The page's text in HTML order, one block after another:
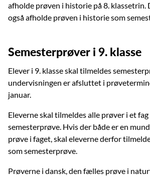
afholde prøven i historie på 8. klassetrin.
også afholde prøven i historie som
Semesterprøver i 9. klasse
Elever i 9. klasse skal tilmeldes
undervisningen er afsluttet i
januar.
Eleverne skal tilmeldes alle prøver i et fag
semesterprøve. Hvis der både er en
prøve i faget, skal eleverne derfor
som semesterprøve.
Prøverne i dansk, den fælles prøve i